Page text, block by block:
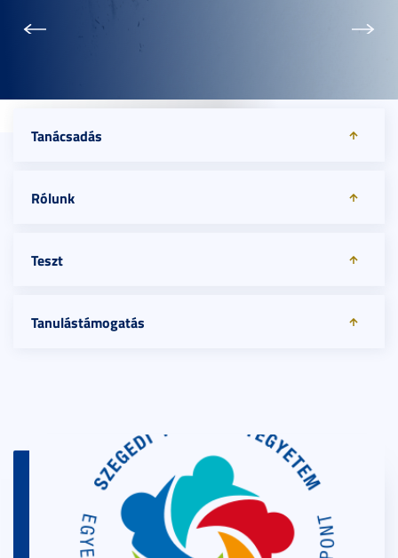
Tanácsadás
Rólunk
Kortárssegítők
Teszt
Tanulástámogatás